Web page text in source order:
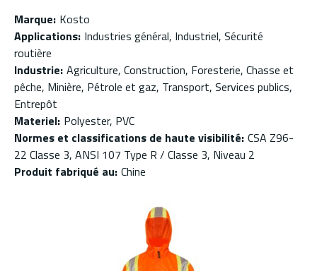
Marque: Kosto
Applications: Industries général, Industriel, Sécurité
routière
Industrie: Agriculture, Construction, Foresterie, Chasse et
pêche, Minière, Pétrole et gaz, Transport, Services publics,
Entrepôt
Materiel: Polyester, PVC
Normes et classifications de haute visibilité: CSA Z96-
22 Classe 3, ANSI 107 Type R / Classe 3, Niveau 2
Produit fabriqué au: Chine